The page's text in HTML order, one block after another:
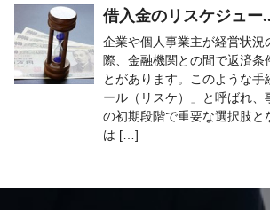
借入金のリスケジュー
企業や個人事業主が経営状況
際、金融機関との間で返済条
とがあります。このような手
ール（リスケ）」と呼ばれ、
の初期段階で重要な選択肢と
は […]